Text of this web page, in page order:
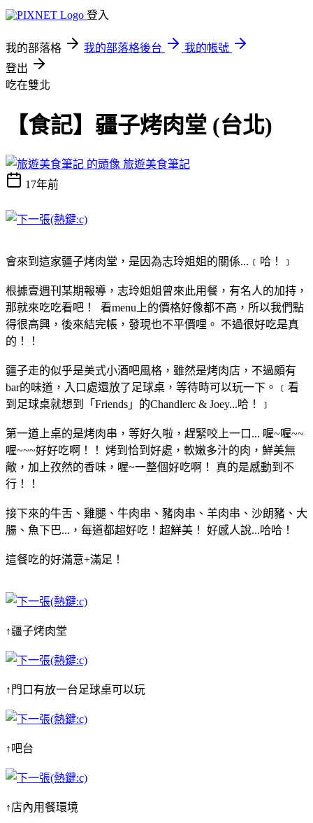
登入
我的部落格 我的部落格後台
我的帳號
登出
吃在雙北
【食記】疆子烤肉堂 (台北)
旅遊美食筆記
17年前
會來到這家疆子烤肉堂，是因為志玲姐姐的關係...﹝哈！﹞
根據壹週刊某期報導，志玲姐姐曾來此用餐，有名人的加持，
那就來吃吃看吧！ 看menu上的價格好像都不高，所以我們點
得很高興，後來結完帳，發現也不平價哩。 不過很好吃是真
的！！
疆子走的似乎是美式小酒吧風格，雖然是烤肉店，不過頗有
bar的味道，入口處還放了足球桌，等待時可以玩一下。﹝看
到足球桌就想到「Friends」的Chandlerc & Joey...哈！﹞
第一道上桌的是烤肉串，等好久啦，趕緊咬上一口... 喔~喔~~
喔~~~好好吃啊！！ 烤到恰到好處，軟嫩多汁的肉，鮮美無
敵，加上孜然的香味，喔~一整個好吃啊！ 真的是感動到不
行！！
接下來的牛舌、雞腿、牛肉串、豬肉串、羊肉串、沙朗豬、大
腸、魚下巴...，每道都超好吃！超鮮美！ 好感人說...哈哈！
這餐吃的好滿意+滿足！
↑疆子烤肉堂
↑門口有放一台足球桌可以玩
↑吧台
↑店內用餐環境